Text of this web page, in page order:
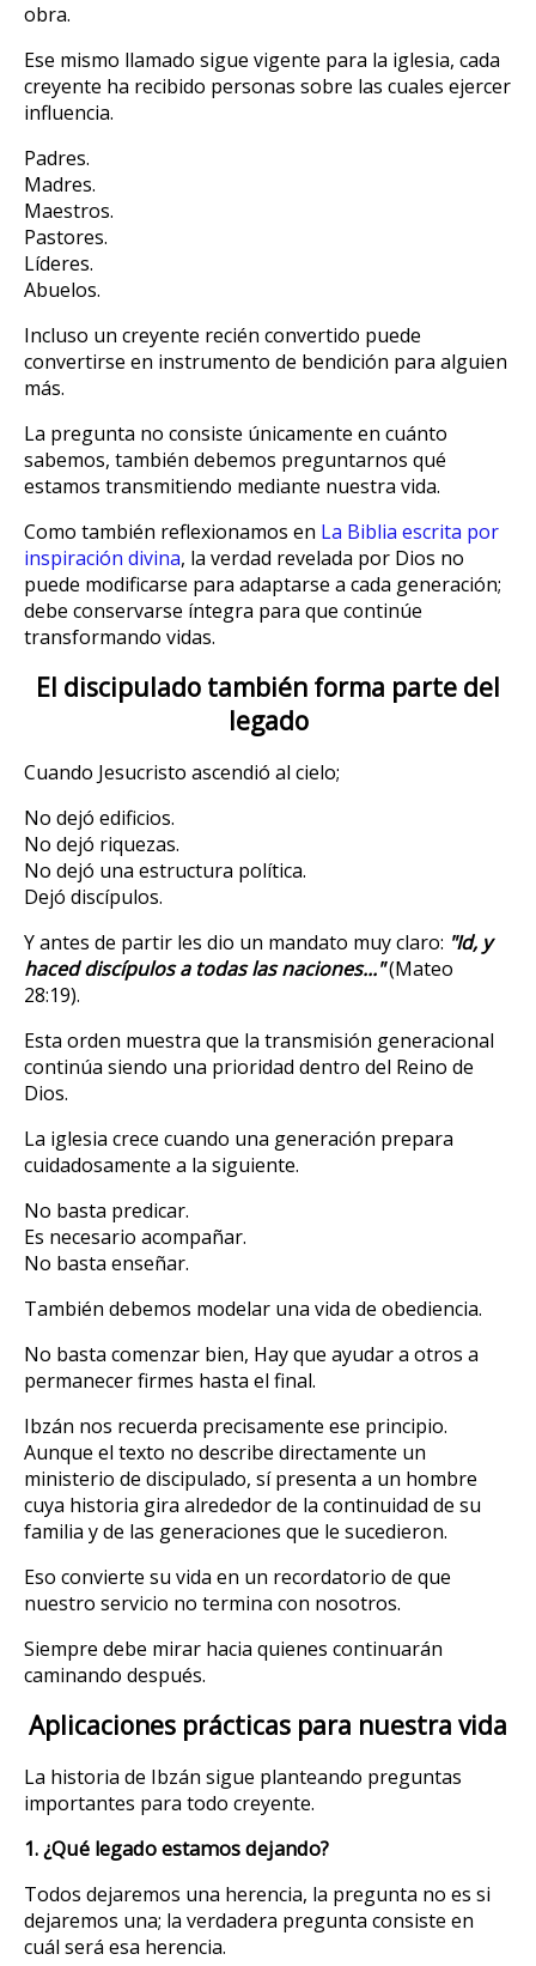
obra.
Ese mismo llamado sigue vigente para la iglesia, cada
creyente ha recibido personas sobre las cuales ejercer
influencia.
Padres.
Madres.
Maestros.
Pastores.
Líderes.
Abuelos.
Incluso un creyente recién convertido puede
convertirse en instrumento de bendición para alguien
más.
La pregunta no consiste únicamente en cuánto
sabemos, también debemos preguntarnos qué
estamos transmitiendo mediante nuestra vida.
Como también reflexionamos en La Biblia escrita por
inspiración divina, la verdad revelada por Dios no
puede modificarse para adaptarse a cada generación;
debe conservarse íntegra para que continúe
transformando vidas.
El discipulado también forma parte del
legado
Cuando Jesucristo ascendió al cielo;
No dejó edificios.
No dejó riquezas.
No dejó una estructura política.
Dejó discípulos.
Y antes de partir les dio un mandato muy claro: "Id, y
haced discípulos a todas las naciones..."(Mateo
28:19).
Esta orden muestra que la transmisión generacional
continúa siendo una prioridad dentro del Reino de
Dios.
La iglesia crece cuando una generación prepara
cuidadosamente a la siguiente.
No basta predicar.
Es necesario acompañar.
No basta enseñar.
También debemos modelar una vida de obediencia.
No basta comenzar bien, Hay que ayudar a otros a
permanecer firmes hasta el final.
Ibzán nos recuerda precisamente ese principio.
Aunque el texto no describe directamente un
ministerio de discipulado, sí presenta a un hombre
cuya historia gira alrededor de la continuidad de su
familia y de las generaciones que le sucedieron.
Eso convierte su vida en un recordatorio de que
nuestro servicio no termina con nosotros.
Siempre debe mirar hacia quienes continuarán
caminando después.
Aplicaciones prácticas para nuestra vida
La historia de Ibzán sigue planteando preguntas
importantes para todo creyente.
1. ¿Qué legado estamos dejando?
Todos dejaremos una herencia, la pregunta no es si
dejaremos una; la verdadera pregunta consiste en
cuál será esa herencia.